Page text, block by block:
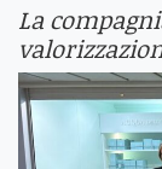
La